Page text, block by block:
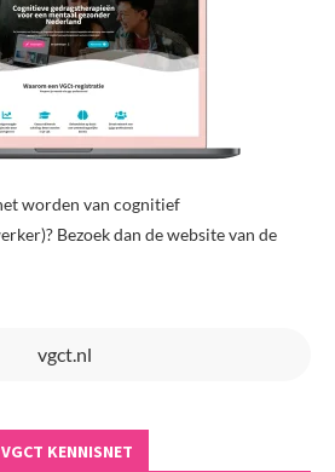
worden van cognitief
Bezoek dan de website van de
vgct.nl
KENNISNET